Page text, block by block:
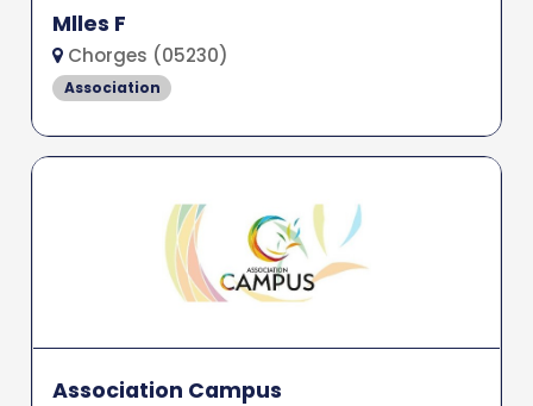
Mlles F
Chorges (05230)
Association
Association Campus